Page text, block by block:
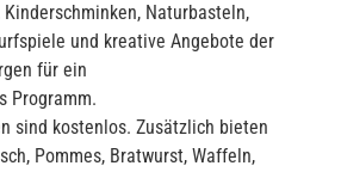
Naturbasteln,
und kreative Angebote der
für ein
Programm.
sind kostenlos. Zusätzlich bieten
Pommes, Bratwurst, Waffeln,